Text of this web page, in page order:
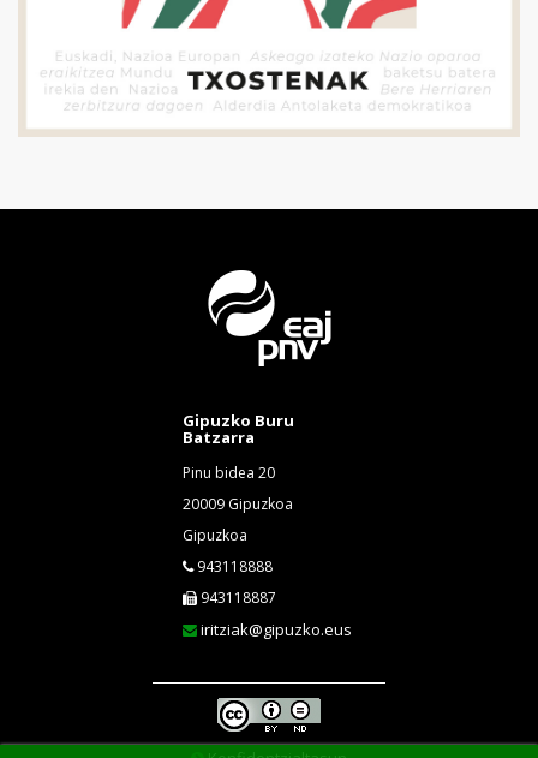
Gipuzko Buru
Batzarra
Pinu bidea 20
20009 Gipuzkoa
Gipuzkoa
943118888
943118887
iritziak@gipuzko.eus